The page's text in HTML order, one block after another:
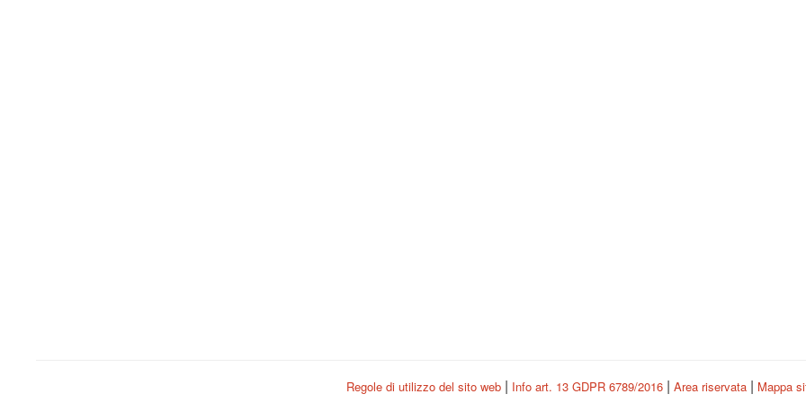
Regole di utilizzo del sito web | Info art. 13 GDPR 6789/2016 | Area riservata | Mappa